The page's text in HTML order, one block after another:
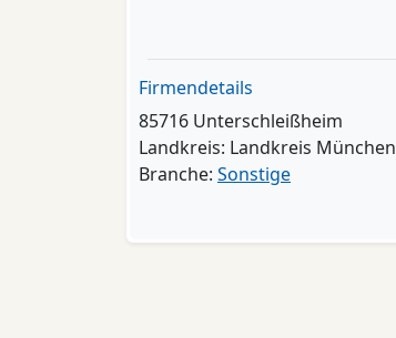
Firmendetails
85716 Unterschleißheim
Landkreis: Landkreis München
Branche: Sonstige